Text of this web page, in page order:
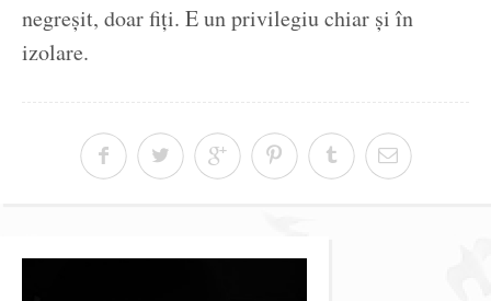
negreșit, doar fiți. E un privilegiu chiar și în
izolare.